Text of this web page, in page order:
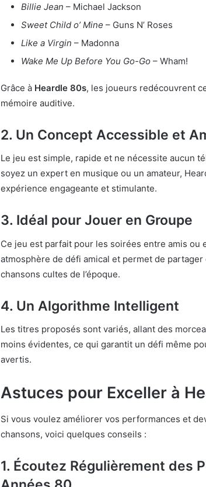
Billie Jean – Michael Jackson
Sweet Child o’ Mine – Guns N’ Roses
Like a Virgin – Madonna
Wake Me Up Before You Go-Go – Wham!
Grâce à Heardle 80s, les joueurs redécouvrent
mémoire auditive.
2. Un Concept Accessible et
Le jeu est simple, rapide et ne nécessite aucun
soyez un expert en musique ou un amateur,
expérience engageante et stimulante.
3. Idéal pour Jouer en Groupe
Ce jeu est parfait pour les soirées entre amis ou
atmosphère de défi amical et permet de
chansons cultes de l’époque.
4. Un Algorithme Intelligent
Les titres proposés sont variés, allant des
moins évidentes, ce qui garantit un défi même
avertis.
Astuces pour Exceller à
Si vous voulez améliorer vos performances et
chansons, voici quelques conseils :
1. Écoutez Régulièrement des